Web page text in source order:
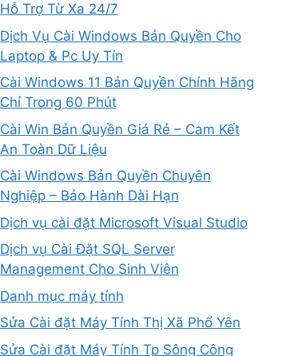
Hỗ Trợ Từ Xa 24/7
Dịch Vụ Cài Windows Bản Quyền Cho
Laptop & Pc Uy Tín
Cài Windows 11 Bản Quyền Chính Hãng
Chỉ Trong 60 Phút
Cài Win Bản Quyền Giá Rẻ – Cam Kết
An Toàn Dữ Liệu
Cài Windows Bản Quyền Chuyên
Nghiệp – Bảo Hành Dài Hạn
Dịch vụ cài đặt Microsoft Visual Studio
Dịch vụ Cài Đặt SQL Server
Management Cho Sinh Viên
Danh mục máy tính
Sửa Cài đặt Máy Tính Thị Xã Phổ Yên
Sửa Cài đặt Máy Tính Tp Sông Công